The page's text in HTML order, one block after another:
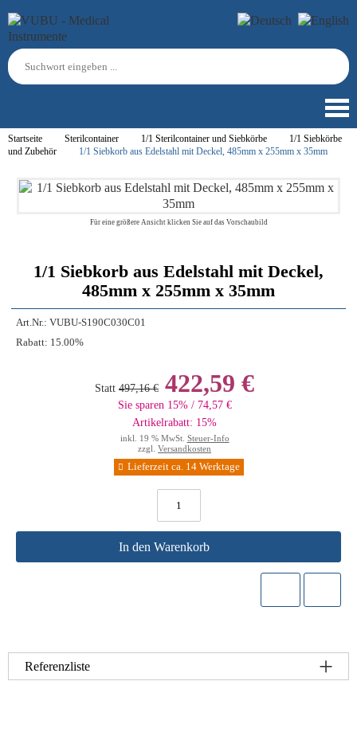
Startseite Sterilcontainer 1/1 Sterilcontainer und Siebkörbe
1/1 Siebkörbe
und Zubehör
1/1 Siebkorb aus Edelstahl mit Deckel, 485mm x 255mm x 35mm
Für eine größere Ansicht klicken Sie auf das Vorschaubild
1/1 Siebkorb aus Edelstahl mit Deckel,
485mm x 255mm x 35mm
Art.Nr.: VUBU-S190C030C01
Rabatt: 15.00%
Statt 497,16 € 422,59 €
Sie sparen 15% / 74,57 €
Artikelrabatt: 15%
inkl. 19 % MwSt. Steuer-Info
zzgl. Versandkosten
Lieferzeit ca. 14 Werktage
In den Warenkorb
Referenzliste